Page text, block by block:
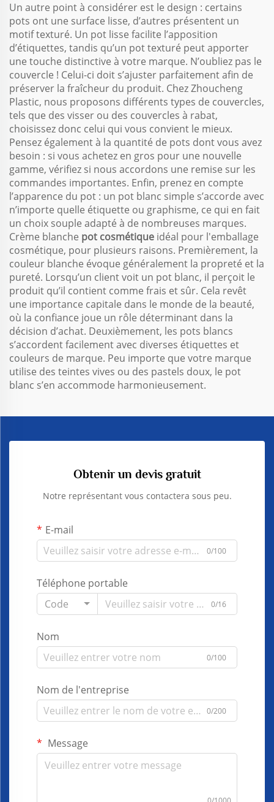
Un autre point à considérer est le design : certains
pots ont une surface lisse, d’autres présentent un
motif texturé. Un pot lisse facilite l’apposition
d’étiquettes, tandis qu’un pot texturé peut apporter
une touche distinctive à votre marque. N’oubliez pas le
couvercle ! Celui-ci doit s’ajuster parfaitement afin de
préserver la fraîcheur du produit. Chez Zhoucheng
Plastic, nous proposons différents types de couvercles,
tels que des visser ou des couvercles à rabat,
choisissez donc celui qui vous convient le mieux.
Pensez également à la quantité de pots dont vous avez
besoin : si vous achetez en gros pour une nouvelle
gamme, vérifiez si nous accordons une remise sur les
commandes importantes. Enfin, prenez en compte
l’apparence du pot : un pot blanc simple s’accorde avec
n’importe quelle étiquette ou graphisme, ce qui en fait
un choix souple adapté à de nombreuses marques.
Crème blanche pot cosmétique idéal pour l'emballage
cosmétique, pour plusieurs raisons. Premièrement, la
couleur blanche évoque généralement la propreté et la
pureté. Lorsqu’un client voit un pot blanc, il perçoit le
produit qu’il contient comme frais et sûr. Cela revêt
une importance capitale dans le monde de la beauté,
où la confiance joue un rôle déterminant dans la
décision d’achat. Deuxièmement, les pots blancs
s’accordent facilement avec diverses étiquettes et
couleurs de marque. Peu importe que votre marque
utilise des teintes vives ou des pastels doux, le pot
blanc s’en accommode harmonieusement.
Obtenir un devis gratuit
Notre représentant vous contactera sous peu.
E-mail
0/100
Téléphone portable
Code
0/16
Nom
0/100
Nom de l'entreprise
0/200
Message